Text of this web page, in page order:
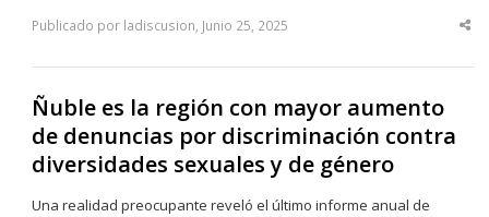
Publicado por ladiscusion, Junio 25, 2025
Ñuble es la región con mayor aumento
de denuncias por discriminación contra
diversidades sexuales y de género
Una realidad preocupante reveló el último informe anual de